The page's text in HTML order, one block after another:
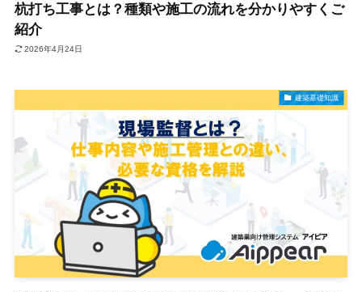
杭打ち工事とは？種類や施工の流れを分かりやすくご
紹介
2026年4月24日
建築基礎知識